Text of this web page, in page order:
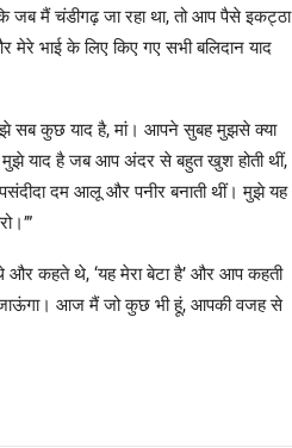
मैं चंडीगढ़ जा रहा था, तो आप पैसे इकट्ठा
भाई के लिए किए गए सभी बलिदान याद
सब कुछ याद है, मां। आपने सुबह मुझसे क्या
याद है जब आप अंदर से बहुत खुश होती थीं,
दम आलू और पनीर बनाती थीं। मुझे यह
कहते थे, ‘यह मेरा बेटा है’ और आप कहती
जाऊंगा। आज मैं जो कुछ भी हूं, आपकी वजह से